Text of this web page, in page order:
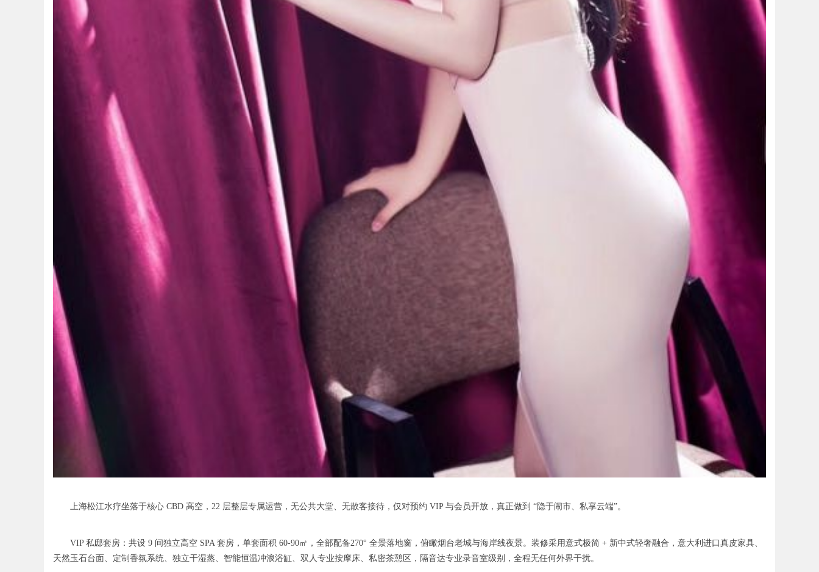
上海松江水疗坐落于核心 CBD 高空，22 层整层专属运营，无公共大堂、无散客接待，仅对预约 VIP 与会员开放，真正做到 “隐于闹市、私享云端”。
VIP 私邸套房：共设 9 间独立高空 SPA 套房，单套面积 60-90㎡，全部配备270° 全景落地窗，俯瞰烟台老城与海岸线夜景。装修采用意式极简 + 新中式轻奢融合，意大利进口真皮家具、
天然玉石台面、定制香氛系统、独立干湿蒸、智能恒温冲浪浴缸、双人专业按摩床、私密茶憩区，隔音达专业录音室级别，全程无任何外界干扰。